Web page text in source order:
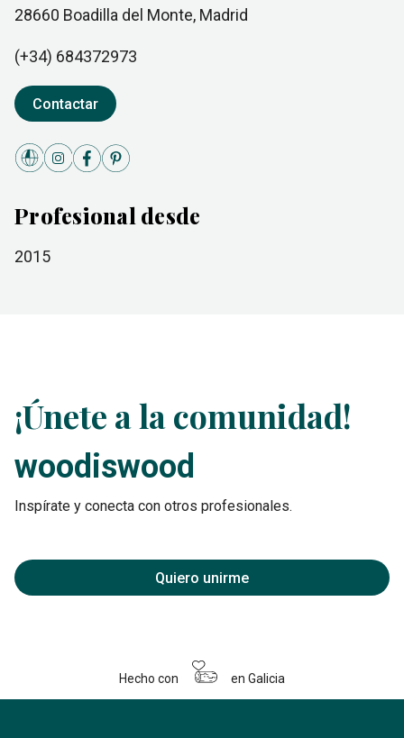
28660 Boadilla del Monte, Madrid
(+34) 684372973
Contactar
Profesional desde
2015
¡Únete a la comunidad!
woodiswood
Inspírate y conecta con otros profesionales.
Quiero unirme
Hecho con en Galicia